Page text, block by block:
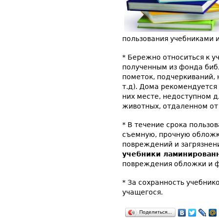
пользования учебниками
* Бережно относиться к
полученным из фонда
пометок, подчеркиваний,
т.д). Дома рекомендуется
них месте, недоступном
животных, отдаленном от
* В течение срока
съемную, прочную
повреждений и
учебники
повреждения обложки и
* За сохранность
учащегося.
Поделиться…